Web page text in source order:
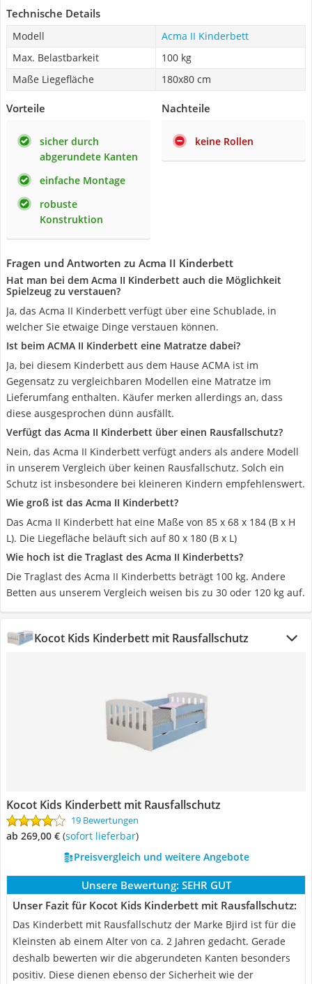
Technische Details
Modell
Acma II Kinderbett
Max. Belastbarkeit
100 kg
Maße Liegefläche
180x80 cm
Vorteile
sicher durch
abgerundete Kanten
einfache Montage
robuste
Konstruktion
Nachteile
keine Rollen
Fragen und Antworten zu Acma II Kinderbett
Hat man bei dem Acma II Kinderbett auch die Möglichkeit
Spielzeug zu verstauen?
Ja, das Acma II Kinderbett verfügt über eine Schublade, in
welcher Sie etwaige Dinge verstauen können.
Ist beim ACMA II Kinderbett eine Matratze dabei?
Ja, bei diesem Kinderbett aus dem Hause ACMA ist im
Gegensatz zu vergleichbaren Modellen eine Matratze im
Lieferumfang enthalten. Käufer merken allerdings an, dass
diese ausgesprochen dünn ausfällt.
Verfügt das Acma II Kinderbett über einen Rausfallschutz?
Nein, das Acma II Kinderbett verfügt anders als andere Modell
in unserem Vergleich über keinen Rausfallschutz. Solch ein
Schutz ist insbesondere bei kleineren Kindern empfehlenswert.
Wie groß ist das Acma II Kinderbett?
Das Acma II Kinderbett hat eine Maße von 85 x 68 x 184 (B x H
L). Die Liegefläche beläuft sich auf 80 x 180 (B x L)
Wie hoch ist die Traglast des Acma II Kinderbetts?
Die Traglast des Acma II Kinderbetts beträgt 100 kg. Andere
Betten aus unserem Vergleich weisen bis zu 30 oder 120 kg auf.
Kocot Kids Kinderbett mit Rausfallschutz
Kocot Kids Kinderbett mit Rausfallschutz
19 Bewertungen
ab 269,00 € ( Sofort lieferbar)
Preisvergleich und weitere Angebote
Unsere Bewertung: SEHR GUT
Unser Fazit für Kocot Kids Kinderbett mit Rausfallschutz:
Das Kinderbett mit Rausfallschutz der Marke Bjird ist für die
Kleinsten ab einem Alter von ca. 2 Jahren gedacht. Gerade
deshalb bewerten wir die abgerundeten Kanten besonders
positiv. Diese dienen ebenso der Sicherheit wie der